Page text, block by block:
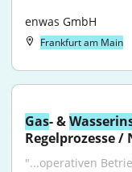
enwas GmbH
Frankfurt am Main
Gas- & Wasser
Regelprozesse
"...operativen